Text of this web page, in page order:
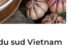
sud Vietnam